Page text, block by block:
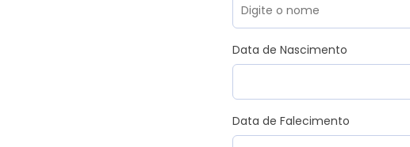
Data de Nascimento
Data de Falecimento